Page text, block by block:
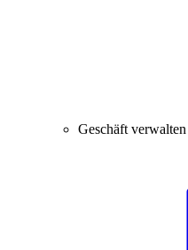
Geschäft verwalten